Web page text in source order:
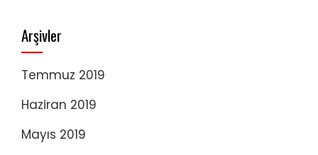
Arşivler
Temmuz 2019
Haziran 2019
Mayıs 2019